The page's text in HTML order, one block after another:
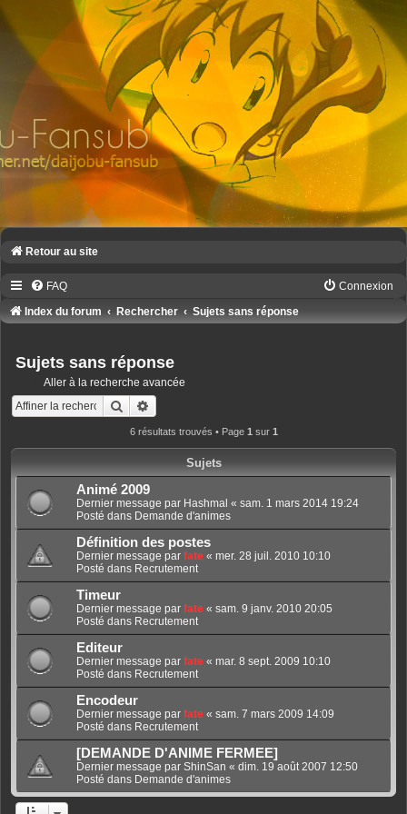
Retour au site
FAQ
Connexion
Index du forum
Rechercher Sujets sans réponse
Sujets sans réponse
Aller à la recherche avancée
Rechercher
6 résultats trouvés • Page 1 sur 1
Sujets
Animé 2009
Dernier message par Hashmal « sam. 1 mars 2014 19:24
Posté dans Demande d'animes
Définition des postes
Dernier message par fate « mer. 28 juil. 2010 10:10
Posté dans Recrutement
Timeur
Dernier message par fate « sam. 9 janv. 2010 20:05
Posté dans Recrutement
Editeur
Dernier message par fate « mar. 8 sept. 2009 10:10
Posté dans Recrutement
Encodeur
Dernier message par fate « sam. 7 mars 2009 14:09
Posté dans Recrutement
[DEMANDE D'ANIME FERMEE]
Dernier message par ShinSan « dim. 19 août 2007 12:50
Posté dans Demande d'animes